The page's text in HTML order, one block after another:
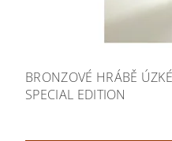
BRONZOVÉ HRÁBĚ
SPECIAL EDITION